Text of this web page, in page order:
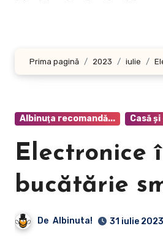
Prima pagină 2023 iulie
Albinuţa recomandă... Casă
Electronice
bucătărie
De Albinuta! 31 iulie 2023